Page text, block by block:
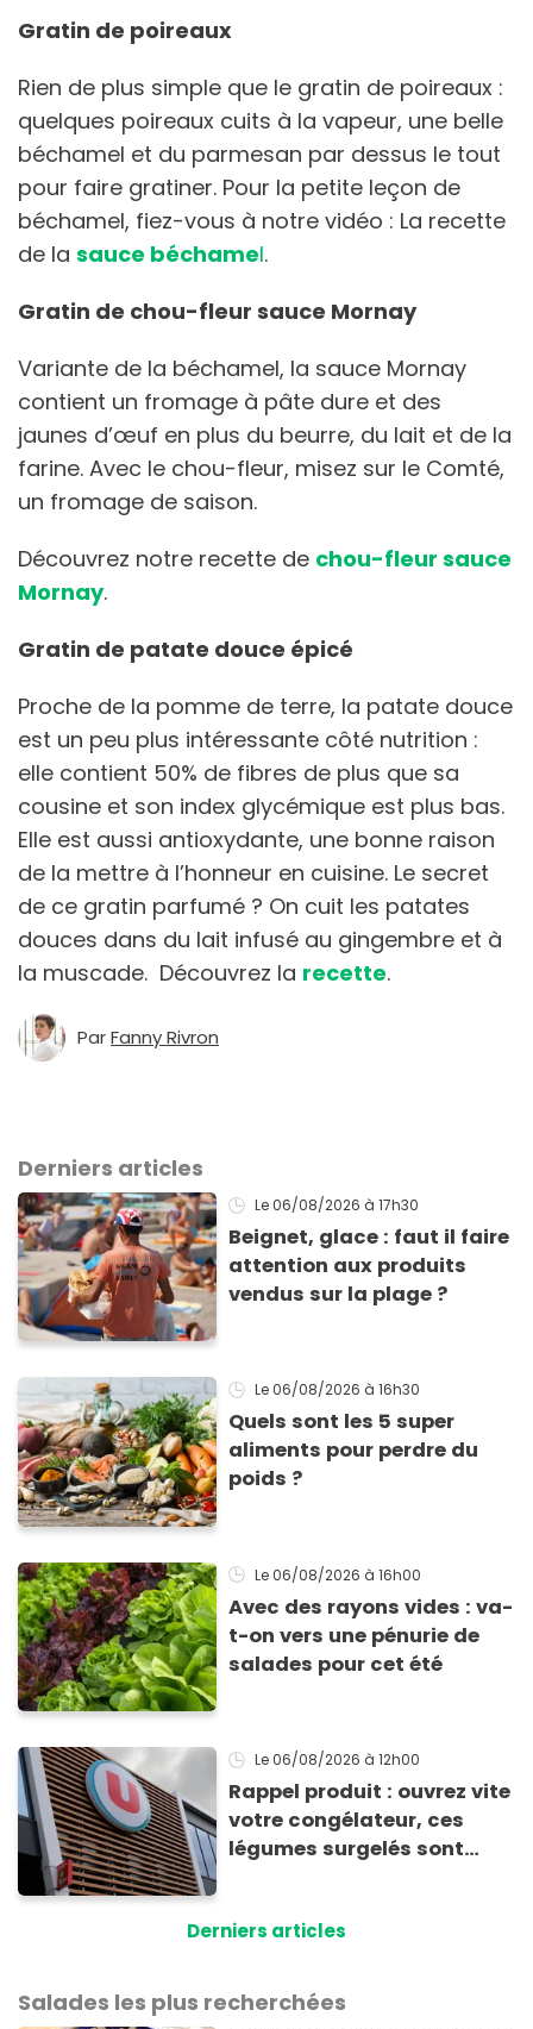
Gratin de poireaux
Rien de plus simple que le gratin de poireaux :
quelques poireaux cuits à la vapeur, une belle
béchamel et du parmesan par dessus le tout
pour faire gratiner. Pour la petite leçon de
béchamel, fiez-vous à notre vidéo : La recette
de la sauce béchamel.
Gratin de chou-fleur sauce Mornay
Variante de la béchamel, la sauce Mornay
contient un fromage à pâte dure et des
jaunes d’œuf en plus du beurre, du lait et de la
farine. Avec le chou-fleur, misez sur le Comté,
un fromage de saison.
Découvrez notre recette de chou-fleur sauce
Mornay.
Gratin de patate douce épicé
Proche de la pomme de terre, la patate douce
est un peu plus intéressante côté nutrition :
elle contient 50% de fibres de plus que sa
cousine et son index glycémique est plus bas.
Elle est aussi antioxydante, une bonne raison
de la mettre à l’honneur en cuisine. Le secret
de ce gratin parfumé ? On cuit les patates
douces dans du lait infusé au gingembre et à
la muscade. Découvrez la recette.
ParFanny Rivron
Derniers articles
Le 06/08/2026 à 17h30
Beignet, glace : faut il faire
attention aux produits
vendus sur la plage ?
Le 06/08/2026 à 16h30
Quels sont les 5 super
aliments pour perdre du
poids ?
Le 06/08/2026 à 16h00
Avec des rayons vides : va-
t-on vers une pénurie de
salades pour cet été
Le 06/08/2026 à 12h00
Rappel produit : ouvrez vite
votre congélateur, ces
légumes surgelés sont
Derniers articles
Salades les plus recherchées